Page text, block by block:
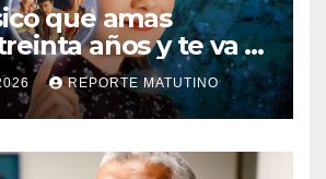
que amas
años y te va a
su enorme
en el cine
REPORTE MATUTINO